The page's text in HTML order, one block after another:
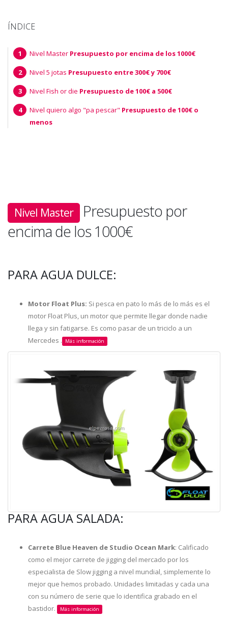
ÍNDICE
Nivel Master Presupuesto por encima de los 1000€
Nivel 5 jotas Presupuesto entre 300€ y 700€
Nivel Fish or die Presupuesto de 100€ a 500€
Nivel quiero algo "pa pescar" Presupuesto de 100€ o
menos
Nivel Master Presupuesto por
encima de los 1000€
PARA AGUA DULCE:
Motor Float Plus: Si pesca en pato lo más de lo más es el
motor Float Plus, un motor que permite llegar donde nadie
llega y sin fatigarse. Es como pasar de un triciclo a un
Mercedes .
Más información
PARA AGUA SALADA:
Carrete Blue Heaven de Studio Ocean Mark: Calificado
como el mejor carrete de jigging del mercado por los
especialista de Slow jigging a nivel mundial, simplemente lo
mejor que hemos probado. Unidades limitadas y cada una
con su número de serie que lo identifica grabado en el
bastidor.
Más información